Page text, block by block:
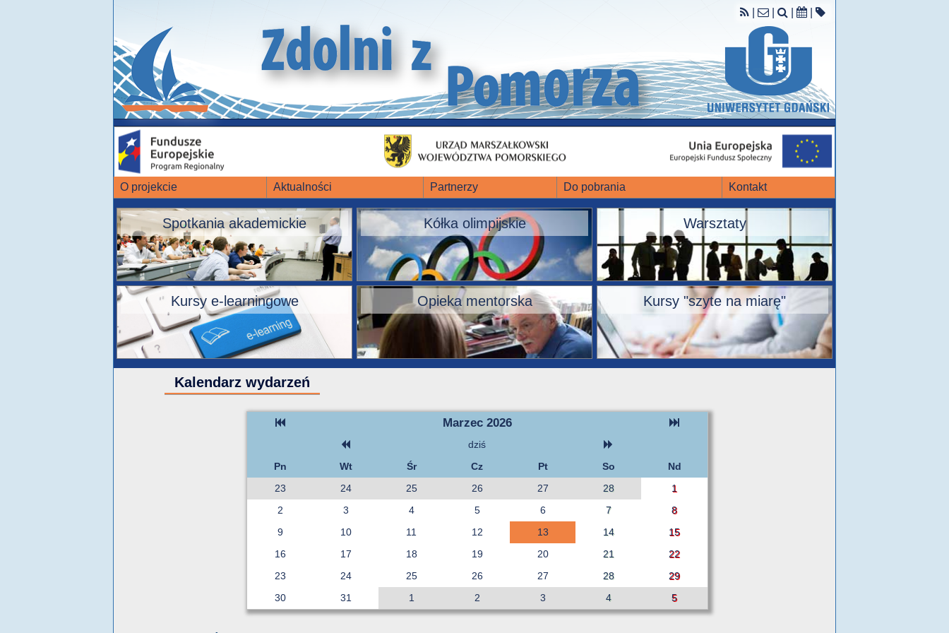
O projekcie Aktualności Partnerzy Do pobrania Kontakt
Spotkania akademickie Kółka olimpijskie Warsztaty
Kursy e-learningowe Opieka mentorska Kursy "szyte na miarę"
Kalendarz wydarzeń
Marzec 2026
dziś
Pn
Wt Śr Cz Pt So
Nd
23
24 25 26 27 28
1
2
3 4 5 6 7
8
9
10 11 12 13 14
15
16
17 18 19 20 21
22
23
24 25 26 27 28
29
30
31 1 2 3 4 5